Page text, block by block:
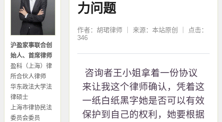
沪盈家事联合创
始人、首席律师
盈科（上海）律
所合伙人律师
华东政法大学法
律硕士
上海市律协民法
委员会委员
力问题
作者：胡珺律师 ｜ 来源：本站原创 ｜ 点击：
346
咨询者王小姐拿着一份协议
来让我这个律师确认，凭着这
一纸白纸黑字她是否可以有效
保护到自己的权利，她要根据